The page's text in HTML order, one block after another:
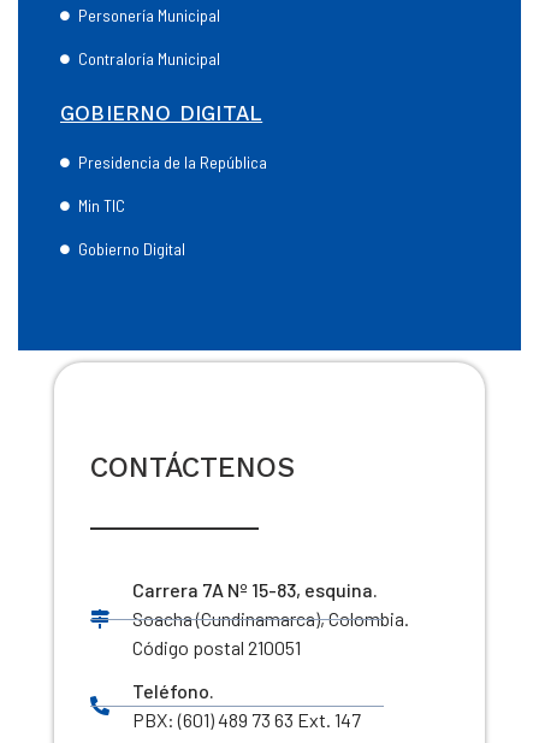
Personería Municipal
Contraloría Municipal
GOBIERNO DIGITAL
Presidencia de la República
Min TIC
Gobierno Digital
CONTÁCTENOS
Carrera 7A Nº 15-83, esquina.
Soacha (Cundinamarca), Colombia.
Código postal 210051
Teléfono.
PBX: (601) 489 73 63 Ext. 147